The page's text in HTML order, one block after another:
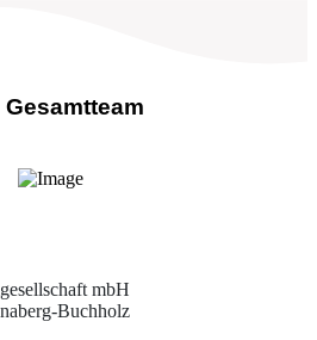
Gesamtteam
mbH
Buchholz